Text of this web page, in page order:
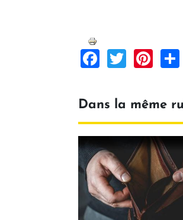
Facebook
Twitter
Dans la même